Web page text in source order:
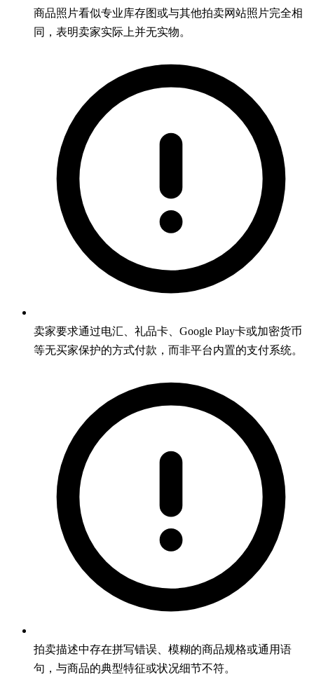
商品照片看似专业库存图或与其他拍卖网站照片完全相
同，表明卖家实际上并无实物。
卖家要求通过电汇、礼品卡、Google Play卡或加密货币
等无买家保护的方式付款，而非平台内置的支付系统。
拍卖描述中存在拼写错误、模糊的商品规格或通用语
句，与商品的典型特征或状况细节不符。